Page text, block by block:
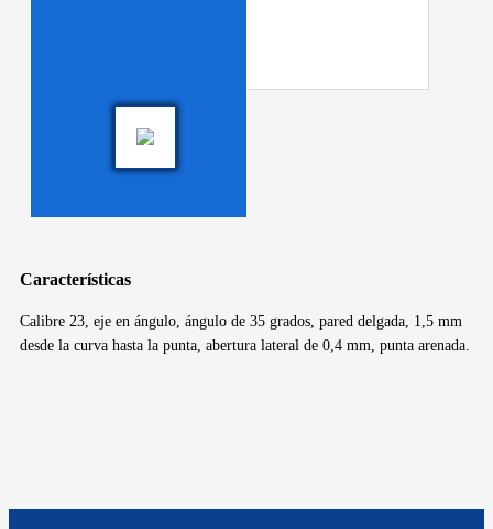
Características
Calibre 23, eje en ángulo, ángulo de 35 grados, pared delgada, 1,5 mm
desde la curva hasta la punta, abertura lateral de 0,4 mm, punta arenada.